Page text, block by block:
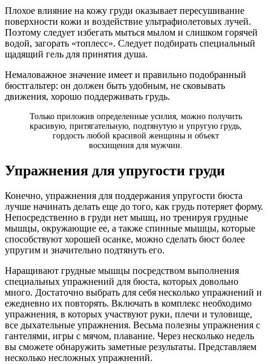
Плохое влияние на кожу груди оказывает пересушивание
поверхности кожи и воздействие ультрафиолетовых лучей.
Поэтому следует избегать мыться мылом и слишком горячей
водой, загорать «топлесс». Следует подбирать специальный
щадящий гель для принятия душа.
Немаловажное значение имеет и правильно подобранный
бюстгальтер: он должен быть удобным, не сковывать
движения, хорошо поддерживать грудь.
Только приложив определенные усилия, можно получить
красивую, притягательную, подтянутую и упругую грудь,
гордость любой красивой женщины и объект
восхищения для мужчин.
Упражнения для упругости груди
Конечно, упражнения для поддержания упругости бюста
лучше начинать делать еще до того, как грудь потеряет форму.
Непосредственно в груди нет мышц, но тренируя грудные
мышцы, окружающие ее, а также спинные мышцы, которые
способствуют хорошей осанке, можно сделать бюст более
упругим и значительно подтянуть его.
Наращивают грудные мышцы посредством выполнения
специальных упражнений для бюста, которых довольно
много. Достаточно выбрать для себя несколько упражнений и
ежедневно их повторять. Включать в комплекс необходимо
упражнения, в которых участвуют руки, плечи и туловище,
все дыхательные упражнения. Весьма полезны упражнения с
гантелями, игры с мячом, плавание. Через несколько недель
вы сможете обнаружить заметные результаты. Представляем
несколько несложных упражнений.